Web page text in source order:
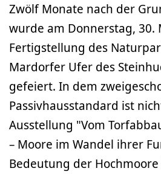
Zwölf Monate nach der
wurde am Donnerstag, 30.
Fertigstellung des
Mardorfer Ufer des
gefeiert. In dem
Passivhausstandard ist
Ausstellung "Vom
– Moore im Wandel ihrer
Bedeutung der